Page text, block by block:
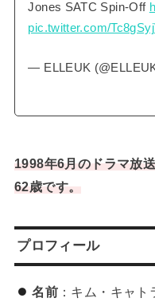
Jones SATC Spin-Off
pic.twitter.com/
— ELLEUK
1998年6月のドラマ放
62歳です。
プロフィール
名前：キム・キャト